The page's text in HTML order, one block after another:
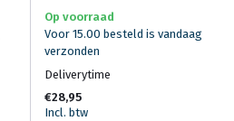
Op voorraad
Voor 15.00 besteld is vandaag
verzonden
Deliverytime
€28,95
Incl. btw